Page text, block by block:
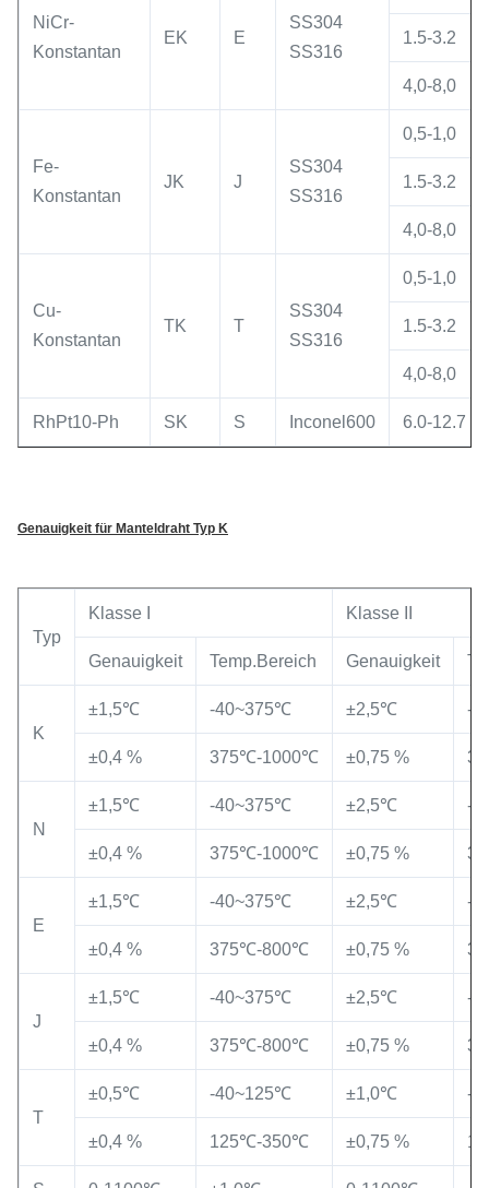
NiCr-
Konstantan
EK E
SS304
SS316
1.5-3.2
4,0-8,0
Fe-
Konstantan
JK J
SS304
SS316
0,5-1,0
1.5-3.2
4,0-8,0
Cu-
Konstantan
TK T
SS304
SS316
0,5-1,0
1.5-3.2
4,0-8,0
RhPt10-Ph SK S Inconel600 6.0-12.7
Genauigkeit für Manteldraht Typ K
Typ
Klasse I Klasse II
Genauigkeit Temp.Bereich Genauigkeit
K
±1,5℃ -40~375℃ ±2,5℃ -
±0,4 % 375℃-1000℃ ±0,75 %
N
±1,5℃ -40~375℃ ±2,5℃ -
±0,4 % 375℃-1000℃ ±0,75 %
E
±1,5℃ -40~375℃ ±2,5℃ -
±0,4 % 375℃-800℃ ±0,75 %
J
±1,5℃ -40~375℃ ±2,5℃ -
±0,4 % 375℃-800℃ ±0,75 %
T
±0,5℃ -40~125℃ ±1,0℃ -
±0,4 % 125℃-350℃ ±0,75 %